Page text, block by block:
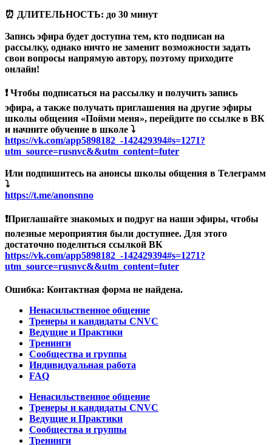
⏰ ДЛИТЕЛЬНОСТЬ: до 30 минут
Запись эфира будет доступна тем, кто подписан на
рассылку, однако ничто не заменит возможности задать
свои вопросы напрямую автору, поэтому приходите
онлайн!
❗ Чтобы подписаться на рассылку и получить запись
эфира, а также получать приглашения на другие эфиры
школы общения «Пойми меня», перейдите по ссылке в ВК
и начните обучение в школе ⤵️
https://vk.com/app5898182_-142429394#s=1271?
utm_source=rusnvc&&utm_content=futer
Или подпишитесь на анонсы школы общения в Телеграмм
⤵️
https://t.me/anonsnno
❗Приглашайте знакомых и подруг на наши эфиры, чтобы
полезные мероприятия были доступнее. Для этого
достаточно поделиться ссылкой ВК
https://vk.com/app5898182_-142429394#s=1271?
utm_source=rusnvc&&utm_content=futer
Ошибка: Контактная форма не найдена.
Ненасильственное общение
Тренеры и кандидаты CNVC
Ведущие и Практики
Тренинги
Сообщества и группы
Индивидуальная работа
FAQ
Ненасильственное общение
Тренеры и кандидаты CNVC
Ведущие и Практики
Сообщества и группы
Тренинги